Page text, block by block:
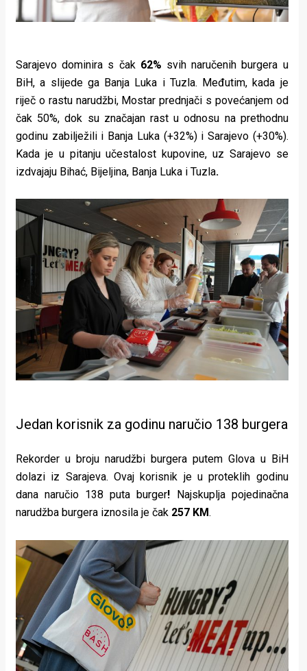
Sarajevo dominira s čak 62% svih naručenih burgera u
BiH, a slijede ga Banja Luka i Tuzla. Međutim, kada je
riječ o rastu narudžbi, Mostar prednjači s povećanjem od
čak 50%, dok su značajan rast u odnosu na prethodnu
godinu zabilježili i Banja Luka (+32%) i Sarajevo (+30%).
Kada je u pitanju učestalost kupovine, uz Sarajevo se
izdvajaju Bihać, Bijeljina, Banja Luka i Tuzla.
Jedan korisnik za godinu naručio 138 burgera
Rekorder u broju narudžbi burgera putem Glova u BiH
dolazi iz Sarajeva. Ovaj korisnik je u proteklih godinu
dana naručio 138 puta burger! Najskuplja pojedinačna
narudžba burgera iznosila je čak 257 KM.